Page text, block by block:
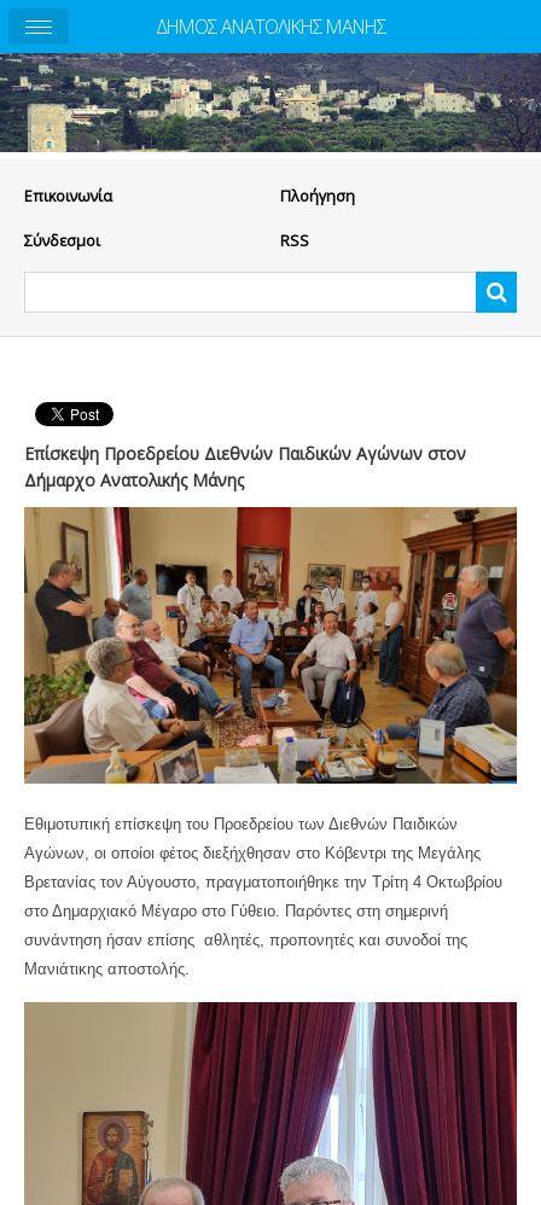
Eπικοινωνία Πλοήγηση
Σύνδεσμοι RSS
Επίσκεψη Προεδρείου Διεθνών Παιδικών Αγώνων στον
Δήμαρχο Ανατολικής Μάνης
Εθιμοτυπική επίσκεψη του Προεδρείου των Διεθνών Παιδικών
Αγώνων, οι οποίοι φέτος διεξήχθησαν στο Κόβεντρι της Μεγάλης
Βρετανίας τον Αύγουστο, πραγματοποιήθηκε την Τρίτη 4 Οκτωβρίου
στο Δημαρχιακό Μέγαρο στο Γύθειο. Παρόντες στη σημερινή
συνάντηση ήσαν επίσης αθλητές, προπονητές και συνοδοί της
Μανιάτικης αποστολής.
ΔΗΜΟΣ ΑΝΑΤΟΛΙΚΗΣ ΜΑΝΗΣ